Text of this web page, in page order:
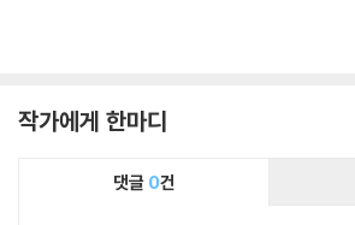
작가에게 한마디
댓글 0건